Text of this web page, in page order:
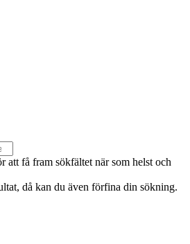
att få fram sökfältet när som helst och
då kan du även förfina din sökning.